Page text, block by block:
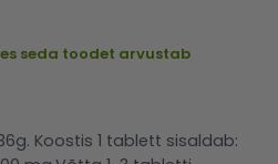
seda toodet arvustab
Koostis 1 tablett sisaldab: